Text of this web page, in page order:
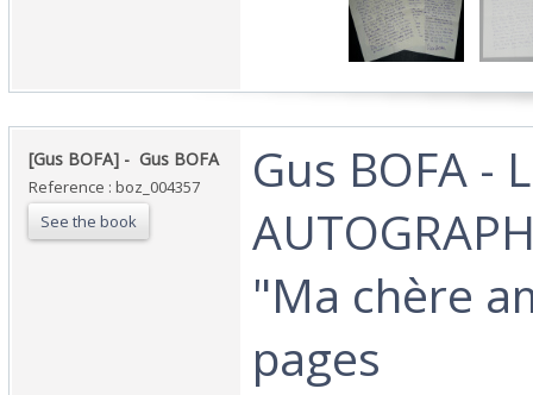
‎[Gus BOFA] - ‎ ‎Gus BOFA‎
Reference : boz_004357
See the book
‎Gus BOFA -
"Ma chère
pages‎